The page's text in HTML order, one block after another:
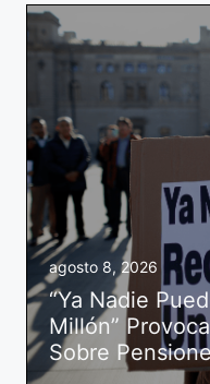
agosto 8, 2026
“Ya Nadie
Millón”
Sobre